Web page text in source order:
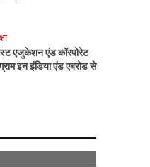
एजुकेशन एंड कॉरपोरेट
इन इंडिया एंड एबरोड से